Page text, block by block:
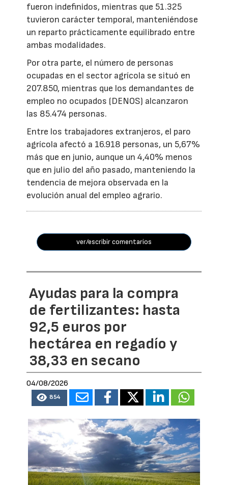
fueron indefinidos, mientras que 51.325
tuvieron carácter temporal, manteniéndose
un reparto prácticamente equilibrado entre
ambas modalidades.
Por otra parte, el número de personas
ocupadas en el sector agrícola se situó en
207.850, mientras que los demandantes de
empleo no ocupados (DENOS) alcanzaron
las 85.474 personas.
Entre los trabajadores extranjeros, el paro
agrícola afectó a 16.918 personas, un 5,67%
más que en junio, aunque un 4,40% menos
que en julio del año pasado, manteniendo la
tendencia de mejora observada en la
evolución anual del empleo agrario.
ver/escribir comentarios
Ayudas para la compra
de fertilizantes: hasta
92,5 euros por
hectárea en regadío y
38,33 en secano
04/08/2026
854